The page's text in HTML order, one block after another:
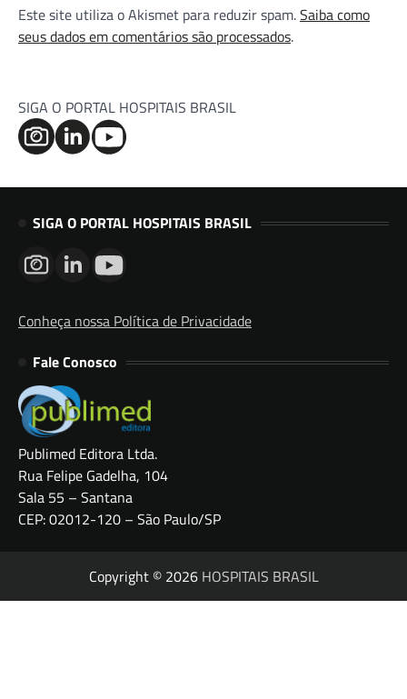
Este site utiliza o Akismet para reduzir spam.Saiba como
seus dados em comentários são processados.
SIGA O PORTAL HOSPITAIS BRASIL
SIGA O PORTAL HOSPITAIS BRASIL
Conheça nossa Política de Privacidade
Fale Conosco
Publimed Editora Ltda.
Rua Felipe Gadelha, 104
Sala 55 – Santana
CEP: 02012-120 – São Paulo/SP
Copyright © 2026 HOSPITAIS BRASIL